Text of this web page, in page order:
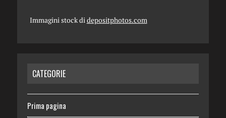
Immagini stock didepositphotos.com
CATEGORIE
Prima pagina